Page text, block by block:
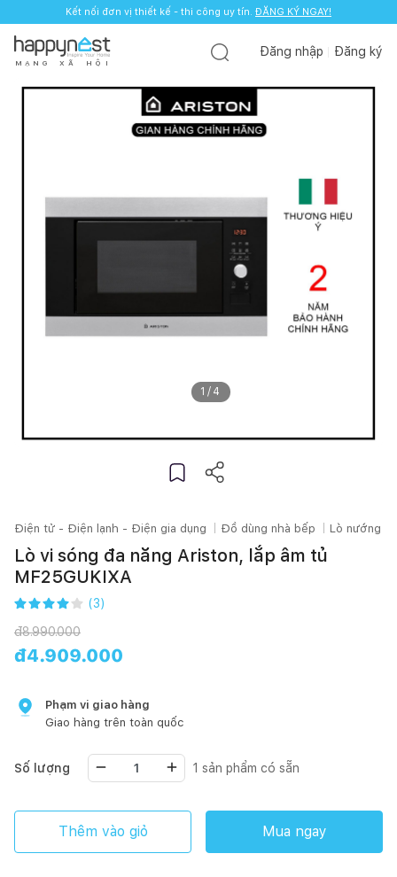
Kết nối đơn vị thiết kế - thi công uy tín. ĐĂNG KÝ NGAY!
M Ạ N G X Ã H Ộ I
Đăng nhập Đăng ký
1 / 4
Điện tử - Điện lạnh - Điện gia dụng Đồ dùng nhà bếp Lò nướng -
Lò vi sóng đa năng Ariston, lắp âm tủ
MF25GUKIXA
(3)
đ8.990.000
đ4.909.000
Phạm vi giao hàng
Giao hàng trên toàn quốc
Số lượng 1 sản phẩm có sẵn
Thêm vào giỏ Mua ngay